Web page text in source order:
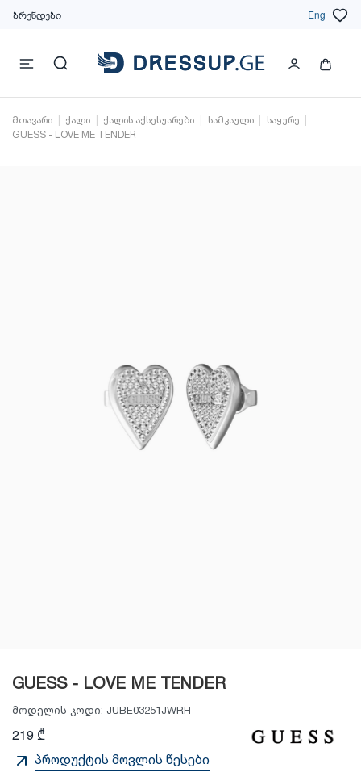
ბრენდები Eng
მთავარი ქალი ქალის აქსესუარები სამკაული
საყურე
GUESS - LOVE ME TENDER
GUESS - LOVE ME TENDER
მოდელის კოდი: JUBE03251JWRH
219 ₾
პროდუქტის მოვლის წესები